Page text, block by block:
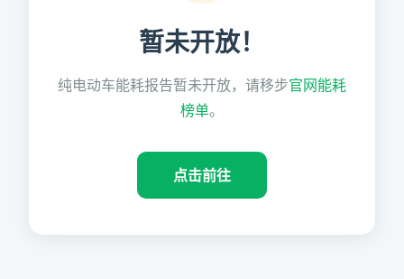
暂未开放！
纯电动车能耗报告暂未开放，请移步官网能耗
榜单。
点击前往